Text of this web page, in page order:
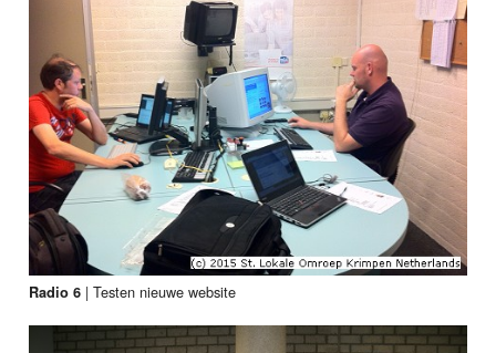
Radio 6 |Testen nieuwe website